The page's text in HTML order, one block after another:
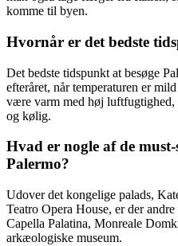
komme til byen.
Hvornår er det bedste
Det bedste tidspunkt at besøge
efteråret, når temperaturen er
være varm med høj
og kølig.
Hvad er nogle af de
Palermo?
Udover det kongelige palads,
Teatro Opera House, er der
Capella Palatina, Monreale
arkæologiske museum.